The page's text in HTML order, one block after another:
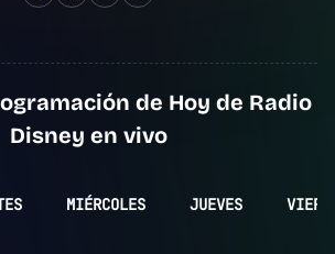
de Hoy de Radio
Disney en vivo
MIÉRCOLES JUEVES